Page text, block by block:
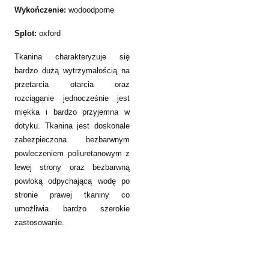
Wykończenie: wodoodporne
Splot: oxford
Tkanina charakteryzuje się
bardzo dużą wytrzymałością na
przetarcia otarcia oraz
rozciąganie jednocześnie jest
miękka i bardzo przyjemna w
dotyku. Tkanina jest doskonale
zabezpieczona bezbarwnym
powleczeniem poliuretanowym z
lewej strony oraz bezbarwną
powłoką odpychającą wodę po
stronie prawej tkaniny co
umożliwia bardzo szerokie
zastosowanie.